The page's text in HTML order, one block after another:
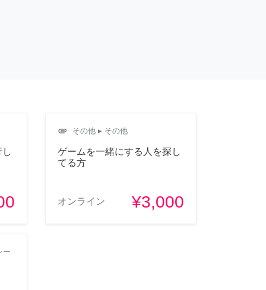
attachment その他 ▸ その他
ゲームを一緒にする人を探し
てる方
オンライン ¥3,000
ー